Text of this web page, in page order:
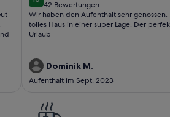
10 von 10
42 Bewertungen
(42
bewertungen)
Wir haben den Aufenthalt sehr genossen.
tolles Haus in einer super Lage. Der
Urlaub
Dominik M.
Aufenthalt im Sept. 2023